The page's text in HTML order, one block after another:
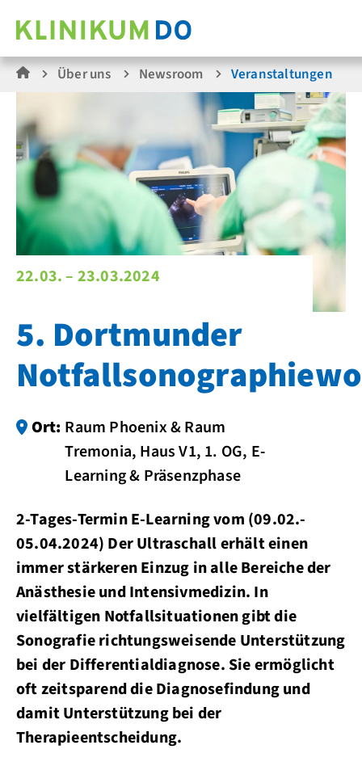
Über uns Newsroom Veranstaltungen
22.03. – 23.03.2024
5. Dortmunder
Ort: Raum Phoenix & Raum
Tremonia, Haus V1, 1. OG, E-
Learning & Präsenzphase
2-Tages-Termin E-Learning vom (09.02.-
05.04.2024) Der Ultraschall erhält einen
immer stärkeren Einzug in alle Bereiche der
Anästhesie und Intensivmedizin. In
vielfältigen Notfallsituationen gibt die
Sonografie richtungsweisende Unterstützung
bei der Differentialdiagnose. Sie ermöglicht
oft zeitsparend die Diagnosefindung und
damit Unterstützung bei der
Therapieentscheidung.